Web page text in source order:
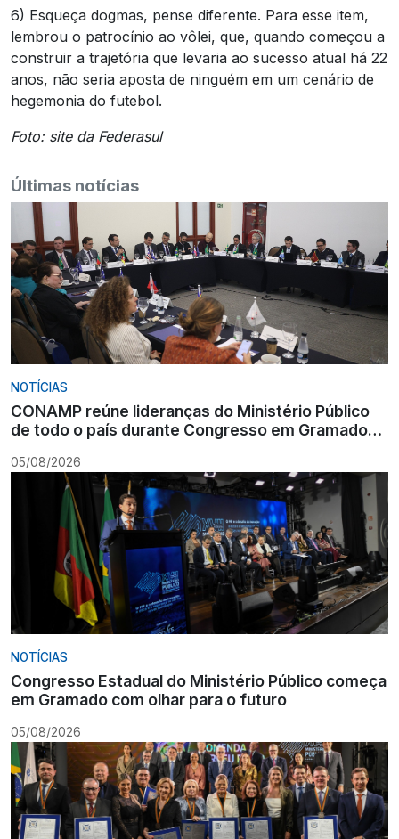
6) Esqueça dogmas, pense diferente. Para esse item,
lembrou o patrocínio ao vôlei, que, quando começou a
construir a trajetória que levaria ao sucesso atual há 22
anos, não seria aposta de ninguém em um cenário de
hegemonia do futebol.
Foto: site da Federasul
Últimas notícias
NOTÍCIAS
CONAMP reúne lideranças do Ministério Público
de todo o país durante Congresso em Gramado
05/08/2026
NOTÍCIAS
Congresso Estadual do Ministério Público começa
em Gramado com olhar para o futuro
05/08/2026